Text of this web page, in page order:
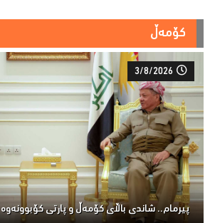
کۆمەڵ
3/8/2026
پیرمام.. شاندی باڵای كۆمه‌ڵ و پارتی كۆبوونه‌وه‌